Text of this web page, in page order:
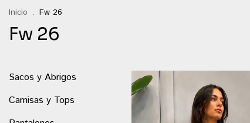
Inicio . Fw 26
Fw 26
Sacos y Abrigos
Camisas y Tops